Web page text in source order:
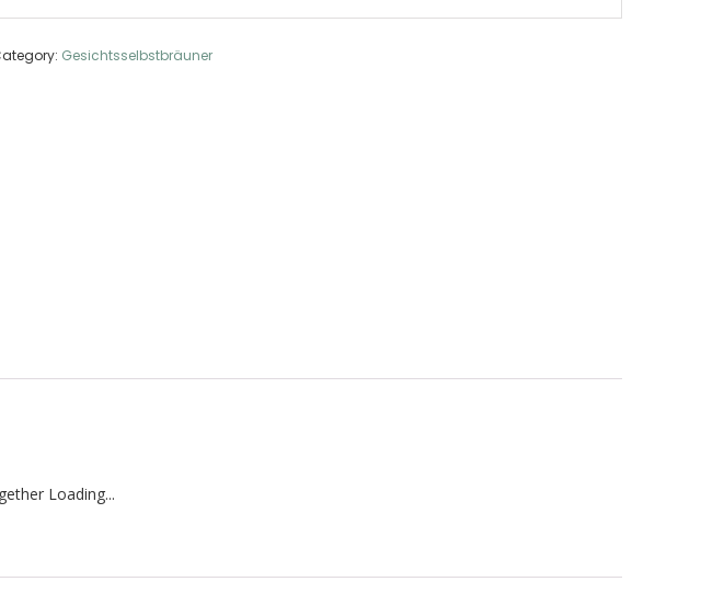
Gesichtsselbstbräuner
Loading...